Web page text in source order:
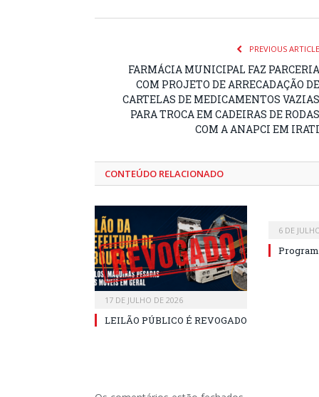
PREVIOUS ARTICLE
FARMÁCIA MUNICIPAL FAZ PARCERIA
COM PROJETO DE ARRECADAÇÃO DE
CARTELAS DE MEDICAMENTOS VAZIAS
PARA TROCA EM CADEIRAS DE RODAS
COM A ANAPCI EM IRATI
CONTEÚDO RELACIONADO
17 DE JULHO DE 2026
LEILÃO PÚBLICO É REVOGADO
6 DE